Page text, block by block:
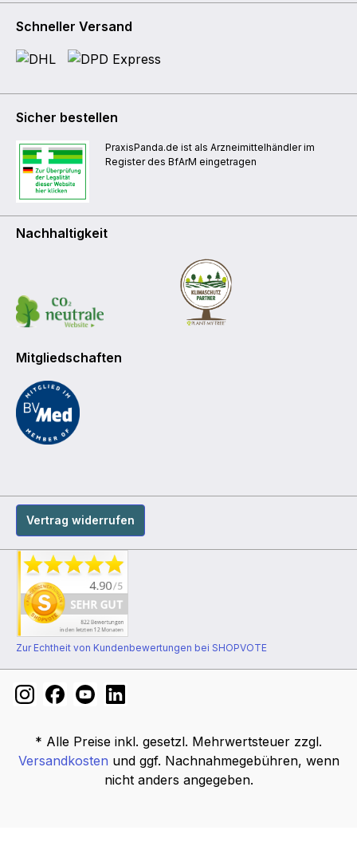
Schneller Versand
Sicher bestellen
PraxisPanda.de ist als Arzneimittelhändler im
Register des BfArM eingetragen
Nachhaltigkeit
Mitgliedschaften
Vertrag widerrufen
Zur Echtheit von Kundenbewertungen bei SHOPVOTE
* Alle Preise inkl. gesetzl. Mehrwertsteuer zzgl.
Versandkosten und ggf. Nachnahmegebühren, wenn
nicht anders angegeben.